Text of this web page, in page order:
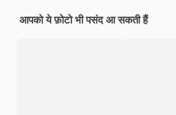
आपको ये फ़ोटो भी पसंद आ सकती हैं